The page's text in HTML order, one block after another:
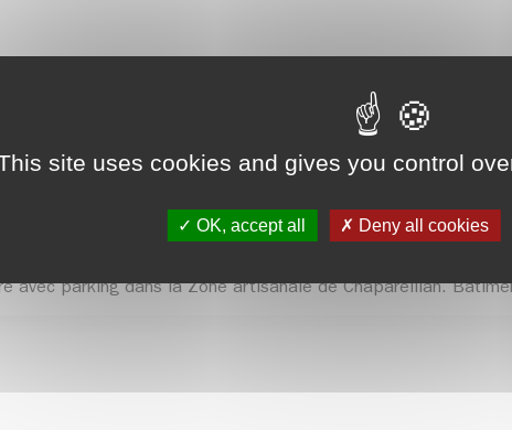
site uses cookies and gives you control
OK, accept all Deny all cookies
avec parking dans la Zone artisanale de Chapareillan.